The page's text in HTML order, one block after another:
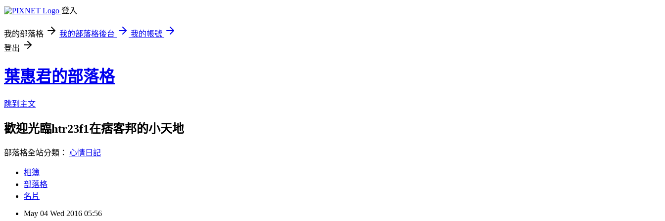
登入
我的部落格 我的部落格後台
我的帳號
登出
葉惠君的部落格
跳到主文
歡迎光臨htr23f1在痞客邦的小天地
部落格全站分類： 心情日記
相簿
部落格
名片
May 04 Wed 2016 05:56